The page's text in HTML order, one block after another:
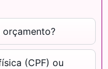
(CPF) ou